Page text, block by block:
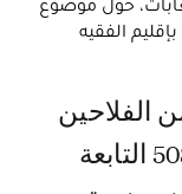
حول موضوع
الفقيه
بالمراكز السقوية 504 و505 و508 التابعة